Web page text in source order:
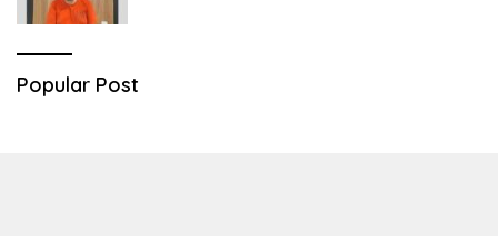
Popular Post